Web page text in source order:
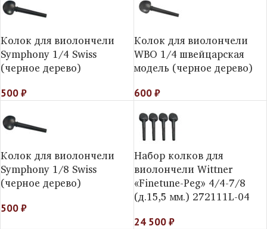
Колок для виолончели
Symphony 1/4 Swiss
(черное дерево)
500₽
Колок для виолончели
WBO 1/4 швейцарская
модель (черное дерево)
600₽
Колок для виолончели
Symphony 1/8 Swiss
(черное дерево)
500₽
Набор колков для
виолончели Wittner
«Finetune-Peg» 4/4-7/8
(д.15,5 мм.) 272111L-04
24 500₽